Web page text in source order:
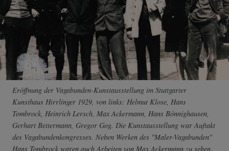
Eröffnung der Vagabunden-Kunstausstellung im Stuttgarter
Kunsthaus Hirrlinger 1929, von links: Helmut Klose, Hans
Tombrock, Heinrich Lersch, Max Ackermann, Hans Bönnighausen,
Gerhart Bettermann, Gregor Gog. Die Kunstausstellung war Auftakt
des Vagabundenkongresses. Neben Werken des "Maler-Vagabunden"
Hans Tombrock waren auch Arbeiten von Max Ackermann zu sehen.